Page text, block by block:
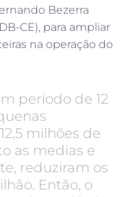
Bezerra
CE), para ampliar
na operação do
período de 12
milhões de
as medias e
reduziram os
Então, o